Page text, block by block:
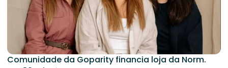
Comunidade da Goparity financia loja da Norm.